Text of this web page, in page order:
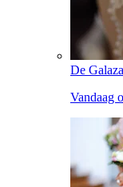
De
Vandaag